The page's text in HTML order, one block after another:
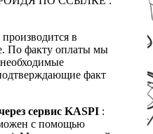
в
По факту оплаты мы
факт
сервис KASPI :
с помощью